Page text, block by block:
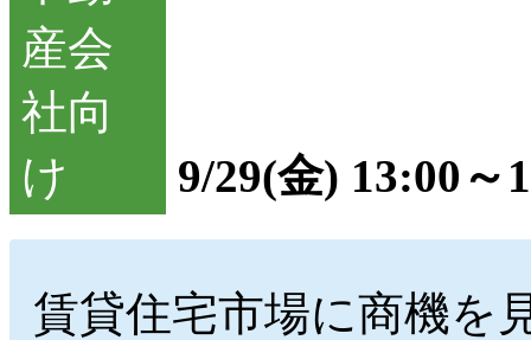
9/29(金) 13:00～
賃貸住宅市場に商機を